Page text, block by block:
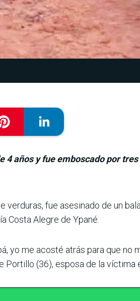
4 años y fue emboscado por
verduras, fue asesinado de un
Costa Alegre de Ypané.
yo me acosté atrás para que no
(36), esposa de la víc­tima